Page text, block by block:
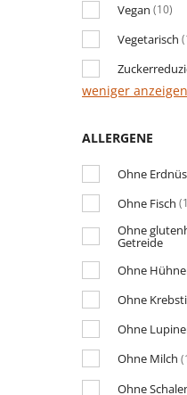
Vegan (10)
Vegetarisch
weniger anzeigen
ALLERGENE
Ohne
Ohne Fisch
Ohne
Getreide
Ohne
Ohne
Ohne
Ohne Milch
Ohne